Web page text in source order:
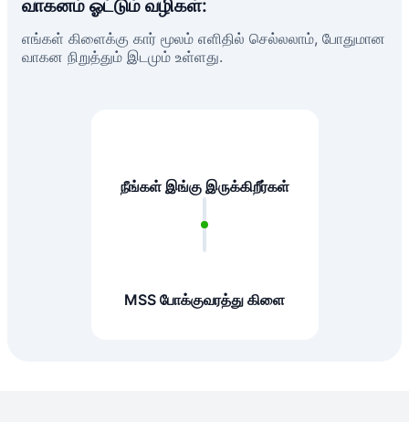
வாகனம் ஓட்டும் வழிகள்:
எங்கள் கிளைக்கு கார் மூலம் எளிதில் செல்லலாம், போதுமான
வாகன நிறுத்தும் இடமும் உள்ளது.
நீங்கள் இங்கு இருக்கிறீர்கள்
MSS போக்குவரத்து கிளை